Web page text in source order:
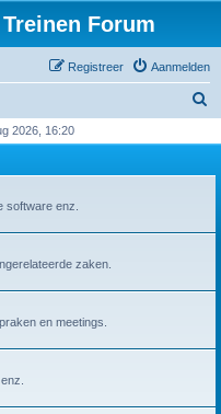
Forum
Aanmelden
Registreer
k
2026, 16:20
software enz.
zaken.
en meetings.